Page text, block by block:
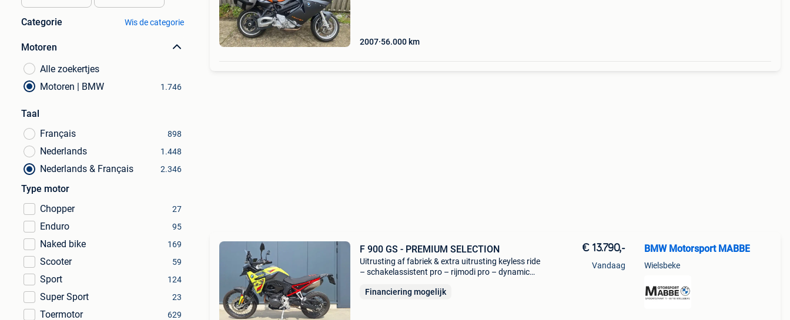
Categorie Wis de categorie
Motoren
Alle zoekertjes
Motoren | BMW
1.746
Taal
Français
898
Nederlands 1.448
Nederlands & Français 2.346
Type motor
Chopper
27
Enduro 95
Naked bike 169
Scooter 59
Sport 124
Super Sport 23
Toermotor 629
2007 56.000 km
F 900 GS - PREMIUM SELECTION
Uitrusting af fabriek & extra uitrusting keyless ride
– schakelassistent pro – rijmodi pro – dynamic
passion – bandenspanningscontrole –
Financiering mogelijk
€ 13.790,-
Vandaag
BMW Motorsport MABBE
Wielsbeke